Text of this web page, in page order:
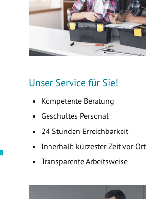
Unser Service für Sie!
Kompetente Beratung
Geschultes Personal
24 Stunden Erreichbarkeit
Innerhalb kürzester Zeit vor Ort
Transparente Arbeitsweise